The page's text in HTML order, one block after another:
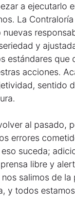
a ejecutarlo
La
nuevas
y
estándares que
acciones.
sentido
al pasado,
errores
suceda;
libre y
salimos de la
y todos